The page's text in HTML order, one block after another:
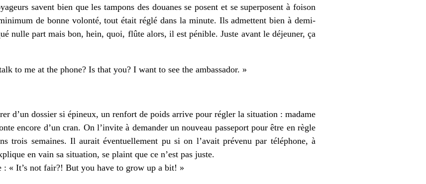
savent bien que les tampons des douanes se posent et se superposent à foison
de bonne volonté, tout était réglé dans la minute. Ils admettent bien à demi-
nulle part mais bon, hein, quoi, flûte alors, il est pénible. Juste avant le déjeuner, ça
to me at the phone? Is that you? I want to see the ambassador. »
d’un dossier si épineux, un renfort de poids arrive pour régler la situation : madame
encore d’un cran. On l’invite à demander un nouveau passeport pour être en règle
trois semaines. Il aurait éventuellement pu si on l’avait prévenu par téléphone, à
en vain sa situation, se plaint que ce n’est pas juste.
: « It’s not fair?! But you have to grow up a bit! »